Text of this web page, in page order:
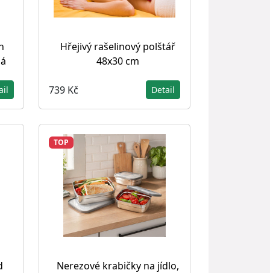
Hřejivý rašelinový polštář
48x30 cm
739 Kč Detail
TOP
Nerezové krabičky na jídlo,